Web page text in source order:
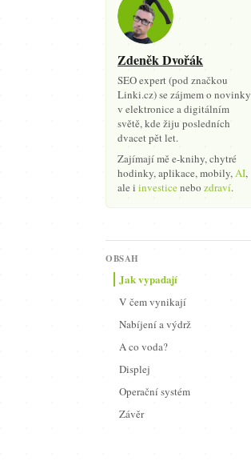
Zdeněk Dvořák
SEO expert (pod značkou
Linki.cz) se zájmem o novinky
v elektronice a digitálním
světě, kde žiju posledních
dvacet pět let.
Zajímají mě e-knihy, chytré
hodinky, aplikace, mobily,AI,
ale i investicenebo zdraví.
OBSAH
Jak vypadají
V čem vynikají
Nabíjení a výdrž
A co voda?
Displej
Operační systém
Závěr